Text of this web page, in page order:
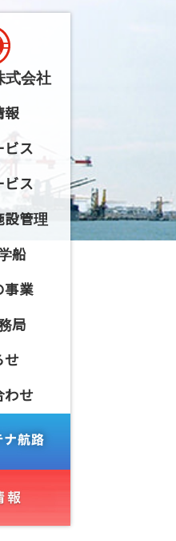
式会社
報
ビス
ビス
設管理
船
事業
局
せ
わせ